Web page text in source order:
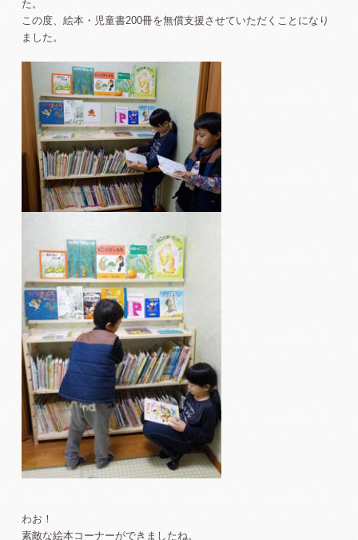
た。
この度、絵本・児童書200冊を無償支援させていただくことになり
ました。
わお！
素敵な絵本コーナーができましたね。